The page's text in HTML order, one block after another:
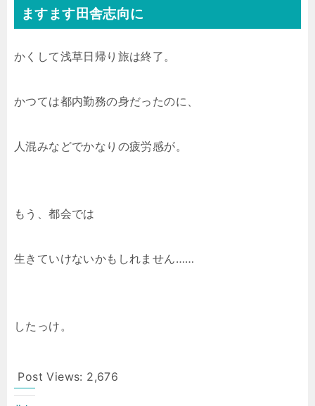
ますます田舎志向に
かくして浅草日帰り旅は終了。
かつては都内勤務の身だったのに、
人混みなどでかなりの疲労感が。
もう、都会では
生きていけないかもしれません……
したっけ。
Post Views: 2,676